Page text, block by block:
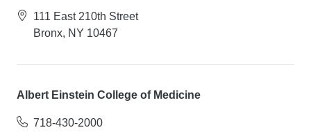
111 East 210th Street
Bronx, NY 10467
Albert Einstein College of Medicine
718-430-2000